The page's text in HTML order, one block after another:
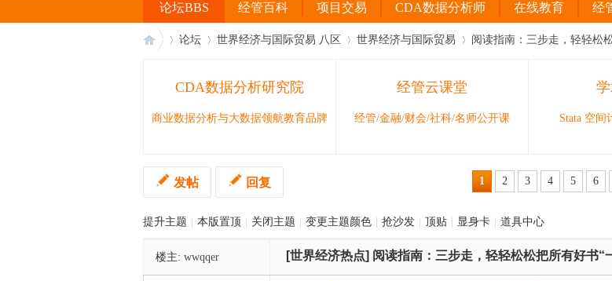
经管百科 项目交易 CDA数据分析师 在线教育 经
论坛BBS
论坛 世界经济与国际贸易 八区 世界经济与国际贸易 阅读指南：三步走，轻轻松
CDA数据分析研究院
商业数据分析与大数据领航教育品牌
经管云课堂
经管/金融/财会/社科/名师公开课 Stata 空间
1 2 3 4 5 6
发帖 回复
提升主题 本版置顶 关闭主题 变更主题颜色 抢沙发 顶贴 显身卡 道具中心
楼主: wwqqer [世界经济热点] 阅读指南：三步走，轻轻松松把所有好书“